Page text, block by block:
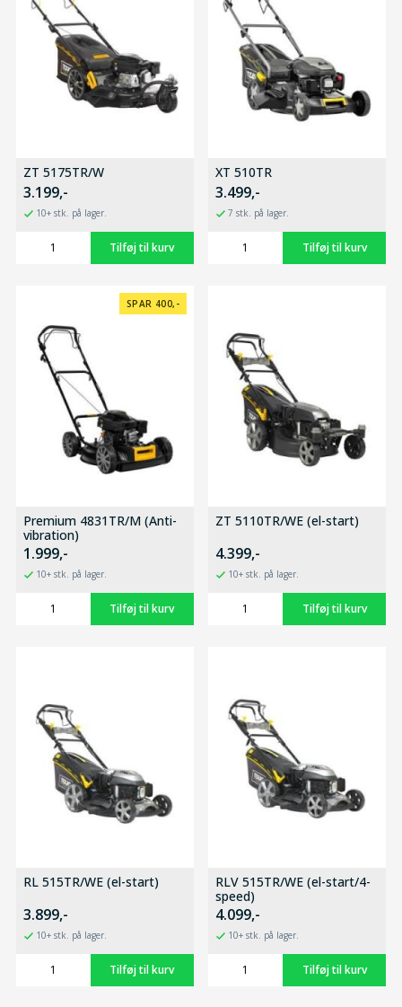
ZT 5175TR/W
3.199,-
10+ stk. på lager.
XT 510TR
3.499,-
7 stk. på lager.
SPAR 400,-
Premium 4831TR/M (Anti-
vibration)
1.999,-
10+ stk. på lager.
ZT 5110TR/WE (el-start)
4.399,-
10+ stk. på lager.
RL 515TR/WE (el-start)
3.899,-
10+ stk. på lager.
RLV 515TR/WE (el-start/4-
speed)
4.099,-
10+ stk. på lager.